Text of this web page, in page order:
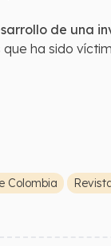
de una
ha sido
Colombia